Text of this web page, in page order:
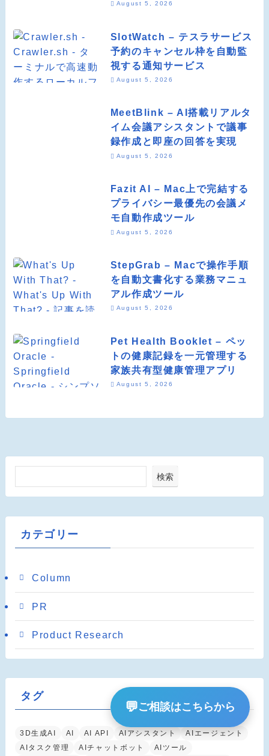
August 5, 2026
SlotWatch – テスラサービス
予約のキャンセル枠を自動監
視する通知サービス
August 5, 2026
MeetBlink – AI搭載リアルタ
イム会議アシスタントで議事
録作成と即座の回答を実現
August 5, 2026
Fazit AI – Mac上で完結する
プライバシー最優先の会議メ
モ自動作成ツール
August 5, 2026
StepGrab – Macで操作手順
を自動文書化する業務マニュ
アル作成ツール
August 5, 2026
Pet Health Booklet – ペッ
トの健康記録を一元管理する
家族共有型健康管理アプリ
August 5, 2026
検索
カテゴリー
Column
PR
Product Research
タグ
3D生成AI AI AI API AIアシスタント
AIエージェント
AIタスク管理
AIチャットボット AIツール
💬ご相談はこちらから